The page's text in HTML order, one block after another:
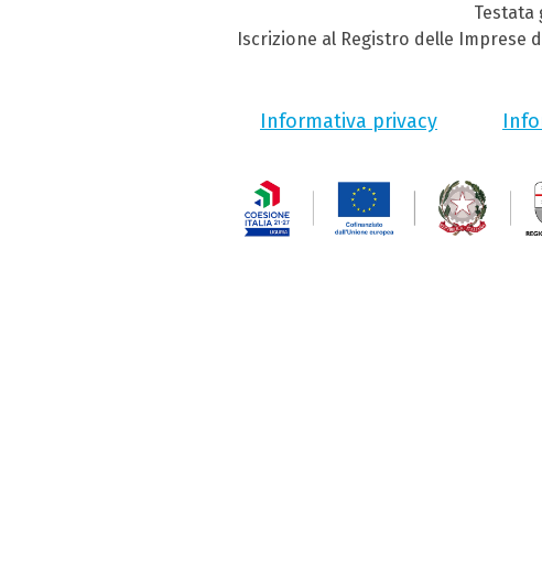
Testata
Iscrizione al Registro delle Imprese
Informativa privacy